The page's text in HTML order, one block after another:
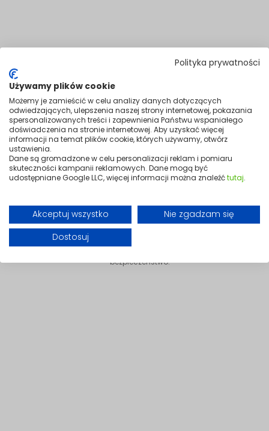
Polityka prywatności
Używamy plików cookie
Możemy je zamieścić w celu analizy danych dotyczących
odwiedzających, ulepszenia naszej strony internetowej, pokazania
spersonalizowanych treści i zapewnienia Państwu wspaniałego
doświadczenia na stronie internetowej. Aby uzyskać więcej
informacji na temat plików cookie, których używamy, otwórz
ustawienia.
Dane są gromadzone w celu personalizacji reklam i pomiaru
skuteczności kampanii reklamowych. Dane mogą być
udostępniane Google LLC, więcej informacji można znaleźćtutaj.
Akceptuj wszystko
Nie zgadzam się
Dostosuj
Przewód zabezpieczony
bezpieczeństwo.